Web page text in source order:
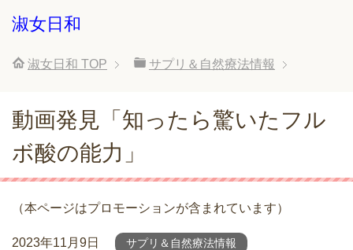
淑女日和
淑女日和 TOP サプリ＆自然療法情報
動画発見「知ったら驚いたフル
ボ酸の能力」
（本ページはプロモーションが含まれています）
2023年11月9日 サプリ＆自然療法情報